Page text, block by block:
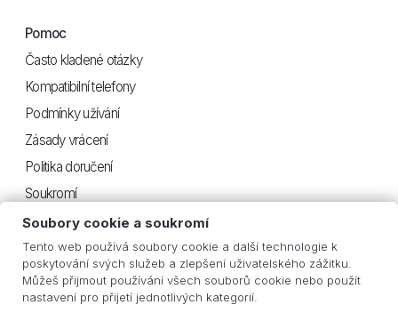
Pomoc
Často kladené otázky
Kompatibilní telefony
Podmínky užívání
Zásady vrácení
Politika doručení
Soukromí
Užitečné
Instrukce iOS
Soubory cookie a soukromí
Tento web používá soubory cookie a další technologie k
poskytování svých služeb a zlepšení uživatelského zážitku.
Můžeš přijmout používání všech souborů cookie nebo použít
nastavení pro přijetí jednotlivých kategorií.